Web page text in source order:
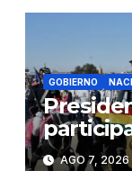
GOBIERNO
lasAGO 7, 2026